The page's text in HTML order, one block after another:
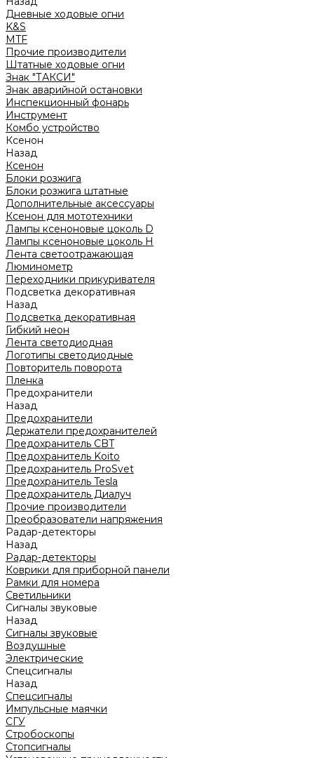
Дневные ходовые огни
K&S
MTF
Прочие производители
Штатные ходовые огни
Знак "ТАКСИ"
Знак аварийной остановки
Инспекционный фонарь
Инструмент
Комбо устройство
Ксенон
Назад
Ксенон
Блоки розжига
Блоки розжига штатные
Дополнительные аксессуары
Ксенон для мототехники
Лампы ксеноновые цоколь D
Лампы ксеноновые цоколь H
Лента светоотражающая
Люминометр
Переходники прикуривателя
Подсветка декоративная
Назад
Подсветка декоративная
Гибкий неон
Лента светодиодная
Логотипы светодиодные
Повторитель поворота
Пленка
Предохранители
Назад
Предохранители
Держатели предохранителей
Предохранитель CBT
Предохранитель Koito
Предохранитель ProSvet
Предохранитель Tesla
Предохранитель Диалуч
Прочие производители
Преобразователи напряжения
Радар-детекторы
Назад
Радар-детекторы
Коврики для приборной панели
Рамки для номера
Светильники
Сигналы звуковые
Назад
Сигналы звуковые
Воздушные
Электрические
Спецсигналы
Назад
Спецсигналы
Импульсные маячки
СГУ
Стробоскопы
Стопсигналы